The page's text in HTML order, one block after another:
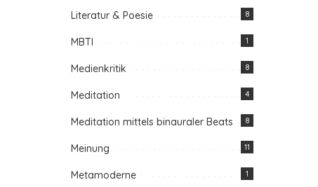
Literatur & Poesie 8
MBTI 1
Medienkritik 8
Meditation 4
Meditation mittels binauraler Beats 8
Meinung 11
Metamoderne 1